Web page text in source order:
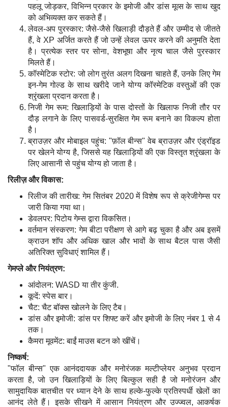
पहलू जोड़कर, विभिन्न प्रकार के इमोजी और डांस मूव्स के साथ खुद
को अभिव्यक्त कर सकते हैं।
लेवल-अप पुरस्कार: जैसे-जैसे खिलाड़ी दौड़ते हैं और उम्मीद से जीतते
हैं, वे XP अर्जित करते हैं जो उन्हें लेवल ऊपर करने की अनुमति देता
है। प्रत्येक स्तर पर सोना, वेशभूषा और नृत्य चाल जैसे पुरस्कार
मिलते हैं।
कॉस्मेटिक स्टोर: जो लोग तुरंत अलग दिखना चाहते हैं, उनके लिए गेम
इन-गेम गोल्ड के साथ खरीदे जाने योग्य कॉस्मेटिक वस्तुओं की एक
श्रृंखला प्रदान करता है।
निजी गेम रूम: खिलाड़ियों के पास दोस्तों के खिलाफ निजी तौर पर
दौड़ लगाने के लिए पासवर्ड-सुरक्षित गेम रूम बनाने का विकल्प होता
है।
ब्राउज़र और मोबाइल पहुंच: "फ़ॉल बीन्स" वेब ब्राउज़र और एंड्रॉइड
पर खेलने योग्य है, जिससे यह खिलाड़ियों की एक विस्तृत श्रृंखला के
लिए आसानी से पहुंच योग्य हो जाता है।
रिलीज़ और विकास:
रिलीज की तारीख: गेम सितंबर 2020 में विशेष रूप से क्रेजीगेम्स पर
जारी किया गया था।
डेवलपर: पिटोय गेम्स द्वारा विकसित।
वर्तमान संस्करण: गेम बीटा परीक्षण से आगे बढ़ चुका है और अब इसमें
क्राउन शॉप और अधिक खाल और भावों के साथ बैटल पास जैसी
अतिरिक्त सुविधाएं शामिल हैं।
गेमप्ले और नियंत्रण:
आंदोलन: WASD या तीर कुंजी.
कूदें: स्पेस बार।
चैट: चैट बॉक्स खोलने के लिए टैब।
डांस और इमोजी: डांस पर शिफ्ट करें और इमोजी के लिए नंबर 1 से 4
तक।
कैमरा मूवमेंट: बाईं माउस बटन को खींचें।
निष्कर्ष:
"फॉल बीन्स" एक आनंददायक और मनोरंजक मल्टीप्लेयर अनुभव प्रदान
करता है, जो उन खिलाड़ियों के लिए बिल्कुल सही है जो मनोरंजन और
सामुदायिक बातचीत पर ध्यान देने के साथ हल्के-फुल्के प्रतिस्पर्धी खेलों का
आनंद लेते हैं। इसके सीखने में आसान नियंत्रण और उज्ज्वल, आकर्षक